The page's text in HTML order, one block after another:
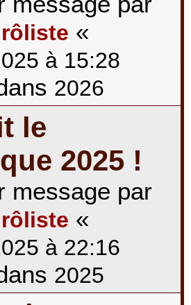
«
à 15:28
2026
le
2025 !
message par
«
à 22:16
2025